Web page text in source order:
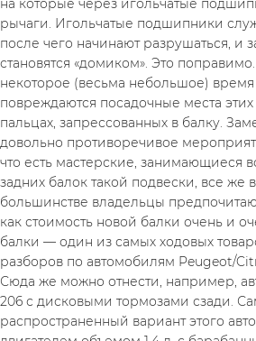
на которые через игольчатые
рычаги. Игольчатые подшипники
после чего начинают разрушаться, и
становятся «домиком». Это
некоторое (весьма небольшое) время
повреждаются посадочные места
пальцах, запрессованных в балку.
довольно противоречивое
что есть мастерские, занимающиеся
задних балок такой подвески, все
большинстве владельцы
как стоимость новой балки очень и
балки — один из самых ходовых
разборов по автомобилям Peugeot/
Сюда же можно отнести, например,
206 с дисковыми тормозами сзади.
распространенный вариант этого